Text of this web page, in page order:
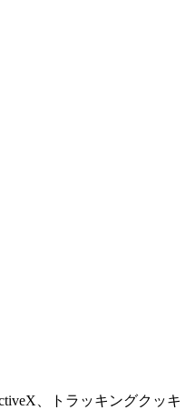
、トラッキングクッキ